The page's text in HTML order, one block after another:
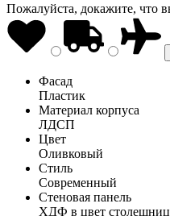
Пожалуйста, докажите, что
Фасад
Пластик
Материал корпуса
ЛДСП
Цвет
Оливковый
Стиль
Современный
Стеновая панель
ХДФ в цвет